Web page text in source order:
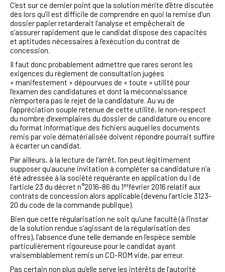
C’est sur ce dernier point que la solution mérite d’être discutée
dès lors qu’il est difficile de comprendre en quoi la remise d’un
dossier papier retarderait l’analyse et empêcherait de
s’assurer rapidement que le candidat dispose des capacités
et aptitudes nécessaires à l’exécution du contrat de
concession.
Il faut donc probablement admettre que rares seront les
exigences du règlement de consultation jugées
« manifestement » dépourvues de « toute » utilité pour
l’examen des candidatures et dont la méconnaissance
n’emportera pas le rejet de la candidature. Au vu de
l’appréciation souple retenue de cette utilité, le non-respect
du nombre d’exemplaires du dossier de candidature ou encore
du format informatique des fichiers auquel les documents
remis par voie dématérialisée doivent répondre pourrait suffire
à écarter un candidat.
Par ailleurs, à la lecture de l’arrêt, l’on peut légitimement
supposer qu’aucune invitation à compléter sa candidature n’a
été adressée à la société requérante en application du I de
l’article 23 du décret n°2016-86 du 1erfévrier 2016 relatif aux
contrats de concession alors applicable (devenu l’article 3123-
20 du code de la commande publique).
Bien que cette régularisation ne soit qu’une faculté (à l’instar
de la solution rendue s’agissant de la régularisation des
offres), l’absence d’une telle demande en l’espèce semble
particulièrement rigoureuse pour le candidat ayant
vraisemblablement remis un CD-ROM vide, par erreur.
Pas certain non plus qu’elle serve les intérêts de l’autorité